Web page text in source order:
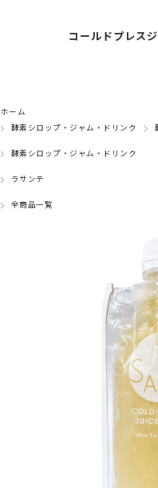
コールドプレス
冷凍便：スパ
ウチ
期間限定・数
定期購入
定期購入：30
コールドプレス
ース
ホーム
酵素シロップ・ジャム・ドリンク
酵素シロップ・ジャム・ドリンク
ラサンテ
全商品一覧